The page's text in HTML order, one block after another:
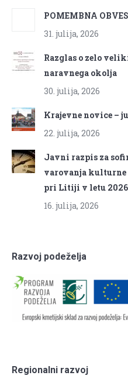
POMEMBNA
31. julija, 2026
Razglas o zelo
naravnega okolja
30. julija, 2026
Krajevne novice –
22. julija, 2026
Javni razpis za
varovanja kulturne
pri Litiji v letu 2026
16. julija, 2026
Razvoj podeželja
Regionalni razvoj